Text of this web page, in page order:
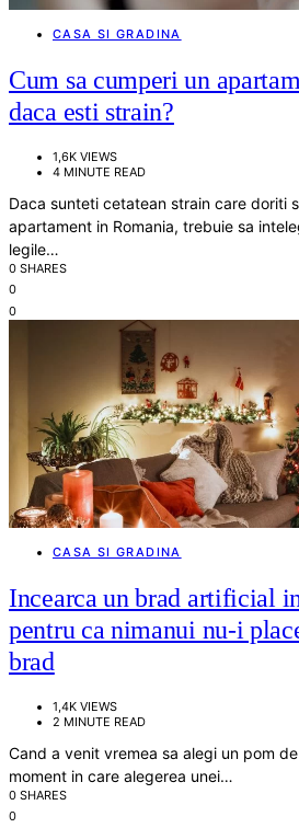
CASA SI GRADINA
Cum sa cumperi un
daca esti strain?
1,6K VIEWS
4 MINUTE READ
Daca sunteti cetatean strain care doriti
apartament in Romania, trebuie sa
legile…
0 SHARES
0
0
CASA SI GRADINA
Incearca un brad artificial
pentru ca nimanui nu-i
brad
1,4K VIEWS
2 MINUTE READ
Cand a venit vremea sa alegi un pom
moment in care alegerea unei…
0 SHARES
0